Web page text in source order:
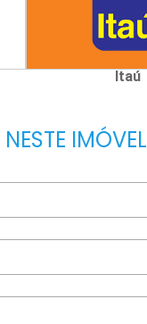
Itaú
NESTE IMÓVEL